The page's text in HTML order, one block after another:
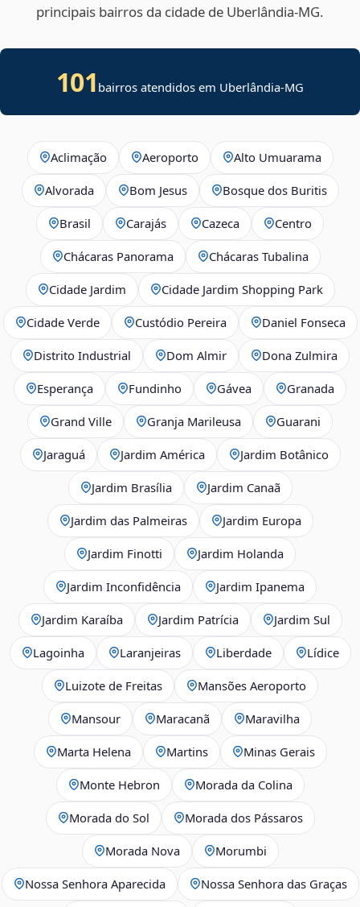
principais bairros da cidade de Uberlândia‑MG.
101 bairros atendidos em Uberlândia-MG
Aclimação Aeroporto Alto Umuarama
Alvorada Bom Jesus Bosque dos Buritis
Brasil Carajás Cazeca Centro
Chácaras Panorama Chácaras Tubalina
Cidade Jardim Cidade Jardim Shopping Park
Cidade Verde Custódio Pereira Daniel Fonseca
Distrito Industrial Dom Almir Dona Zulmira
Esperança Fundinho Gávea Granada
Grand Ville Granja Marileusa Guarani
Jaraguá Jardim América Jardim Botânico
Jardim Brasília Jardim Canaã
Jardim das Palmeiras Jardim Europa
Jardim Finotti Jardim Holanda
Jardim Inconfidência Jardim Ipanema
Jardim Karaíba Jardim Patrícia Jardim Sul
Lagoinha Laranjeiras Liberdade Lídice
Luizote de Freitas Mansões Aeroporto
Mansour Maracanã Maravilha
Marta Helena Martins Minas Gerais
Monte Hebron Morada da Colina
Morada do Sol Morada dos Pássaros
Morada Nova Morumbi
Nossa Senhora Aparecida Nossa Senhora das Graças